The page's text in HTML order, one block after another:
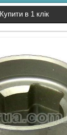
Купити в 1 клік